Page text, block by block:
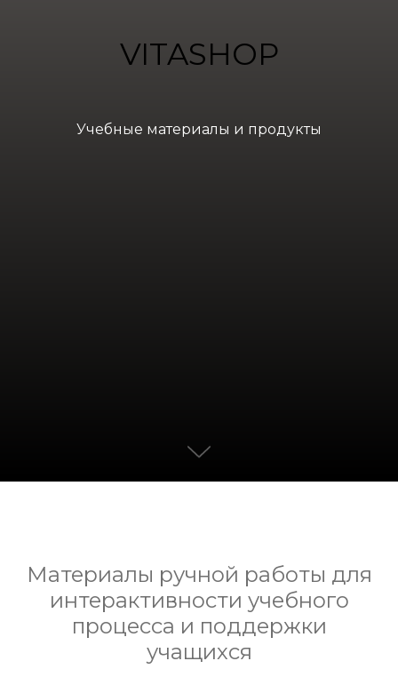
VITASHOP
Учебные материалы и продукты
Материалы ручной работы для
интерактивности учебного
процесса и поддержки
учащихся